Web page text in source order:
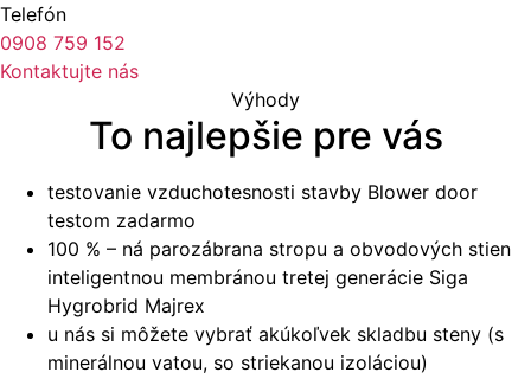
Telefón
0908 759 152
Kontaktujte nás
Výhody
To najlepšie pre vás
testovanie vzduchotesnosti stavby Blower door
testom zadarmo
100 % – ná parozábrana stropu a obvodových stien
inteligentnou membránou tretej generácie Siga
Hygrobrid Majrex
u nás si môžete vybrať akúkoľvek skladbu steny (s
minerálnou vatou, so striekanou izoláciou)